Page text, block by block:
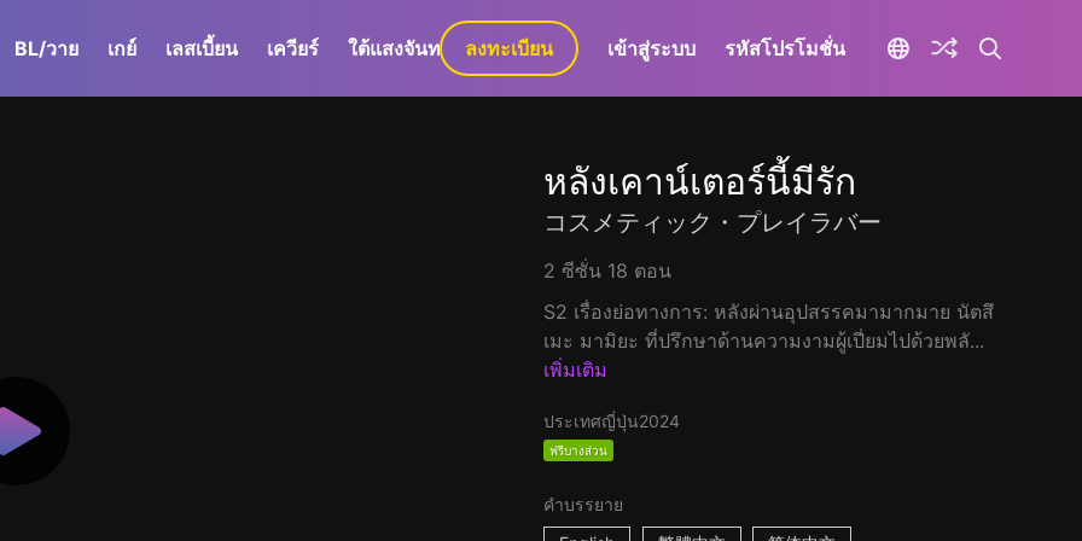
BL/วาย เกย์ เลสเบี้ยน เควียร์ ใต้แสงจันทร์ GaLa+
ลงทะเบียน เข้าสู่ระบบ รหัสโปรโมชั่น
หลังเคาน์เตอร์นี้มีรัก
コスメティック・プレイラバー
2 ซีซั่น 18 ตอน
S2 เรื่องย่อทางการ: หลังผ่านอุปสรรคมามากมาย นัตสึ
เมะ มามิยะ ที่ปรึกษาด้านความงามผู้เปี่ยมไปด้วยพลั...
เพิ่มเติม
ประเทศญี่ปุ่น2024
ฟรีบางส่วน
คำบรรยาย